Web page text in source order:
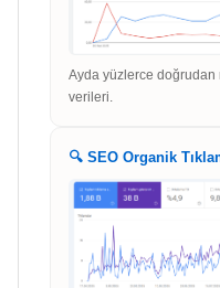
Ayda yüzlerce
verileri.
🔍 SEO Organik